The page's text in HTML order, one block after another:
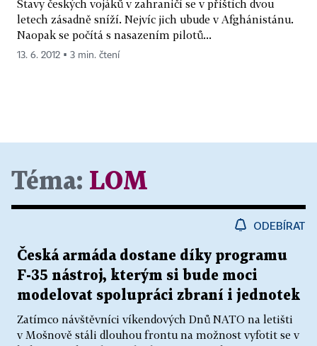
Stavy českých vojáků v zahraničí se v příštích dvou
letech zásadně sníží. Nejvíc jich ubude v Afghánistánu.
Naopak se počítá s nasazením pilotů...
13. 6. 2012 ▪ 3 min. čtení
Téma: LOM
ODEBÍRAT
Česká armáda dostane díky programu
F-35 nástroj, kterým si bude moci
modelovat spolupráci zbraní i jednotek
Zatímco návštěvníci víkendových Dnů NATO na letišti
v Mošnově stáli dlouhou frontu na možnost vyfotit se v